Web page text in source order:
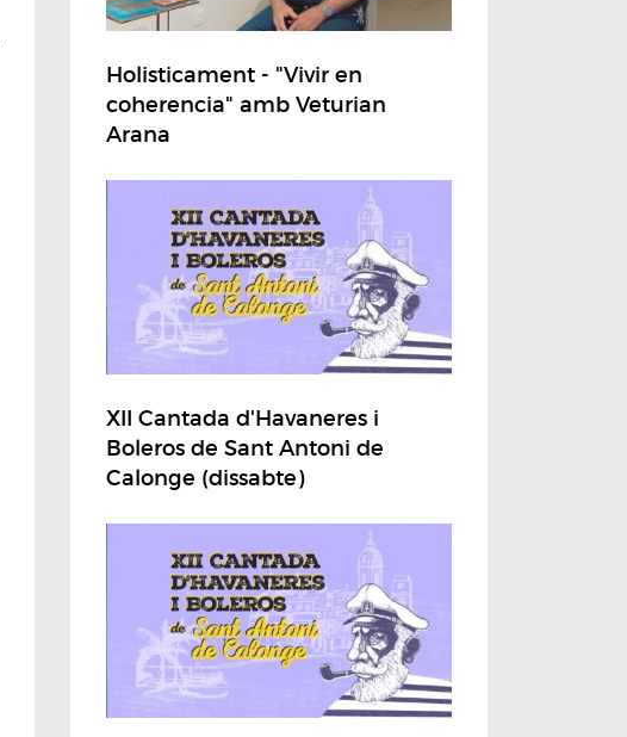
Holisticament - "Vivir en
coherencia" amb Veturian
Arana
XII Cantada d'Havaneres i
Boleros de Sant Antoni de
Calonge (dissabte)